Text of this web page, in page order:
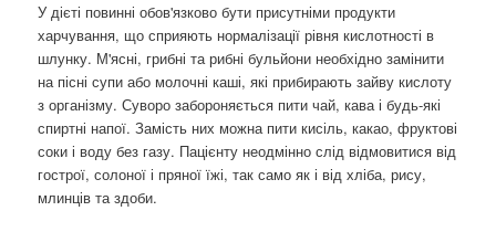
У дієті повинні обов'язково бути присутніми продукти
харчування, що сприяють нормалізації рівня кислотності в
шлунку. М'ясні, грибні та рибні бульйони необхідно замінити
на пісні супи або молочні каші, які прибирають зайву кислоту
з організму. Суворо забороняється пити чай, кава і будь-які
спиртні напої. Замість них можна пити кисіль, какао, фруктові
соки і воду без газу. Пацієнту неодмінно слід відмовитися від
гострої, солоної і пряної їжі, так само як і від хліба, рису,
млинців та здоби.